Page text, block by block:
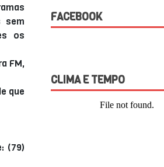
sem
os
FM,
que
(79)
FACEBOOK
CLIMA E TEMPO